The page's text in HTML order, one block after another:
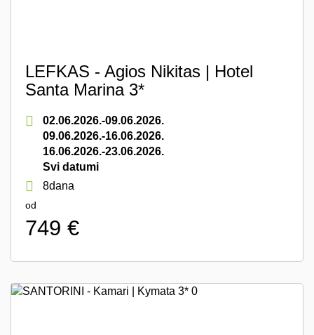
LEFKAS - Agios Nikitas | Hotel
Santa Marina 3*
02.06.2026.-09.06.2026.
09.06.2026.-16.06.2026.
16.06.2026.-23.06.2026.
Svi datumi
8dana
od
749 €